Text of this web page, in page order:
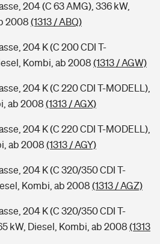
204 (C 63 AMG), 336 kW,
2008 (1313 / ABQ)
204 K (C 200 CDI T-
Kombi, ab 2008 (1313 / AGW)
204 K (C 220 CDI T-MODELL),
ab 2008 (1313 / AGX)
204 K (C 220 CDI T-MODELL),
ab 2008 (1313 / AGY)
204 K (C 320/350 CDI T-
Kombi, ab 2008 (1313 / AGZ)
204 K (C 320/350 CDI T-
kW, Diesel, Kombi, ab 2008 (1313